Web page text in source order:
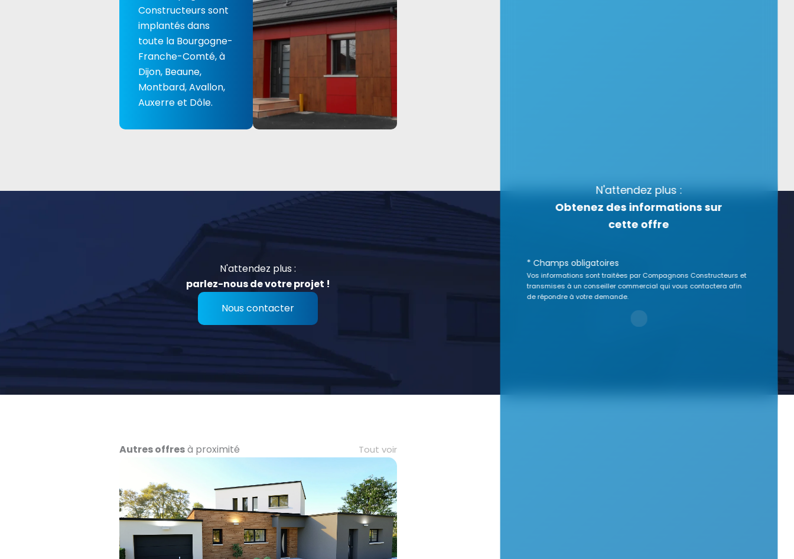
Constructeurs sont
implantés dans
toute la Bourgogne-
Franche-Comté, à
Dijon, Beaune,
Montbard, Avallon,
Auxerre et Dôle.
N'attendez plus :
parlez-nous de votre projet !
Nous contacter
Autres offresà proximité Tout voir
N'attendez plus :
Obtenez des informations sur
cette offre
* Champs obligatoires
Vos informations sont traitées par Compagnons Constructeurs et
transmises à un conseiller commercial qui vous contactera afin
de répondre à votre demande.